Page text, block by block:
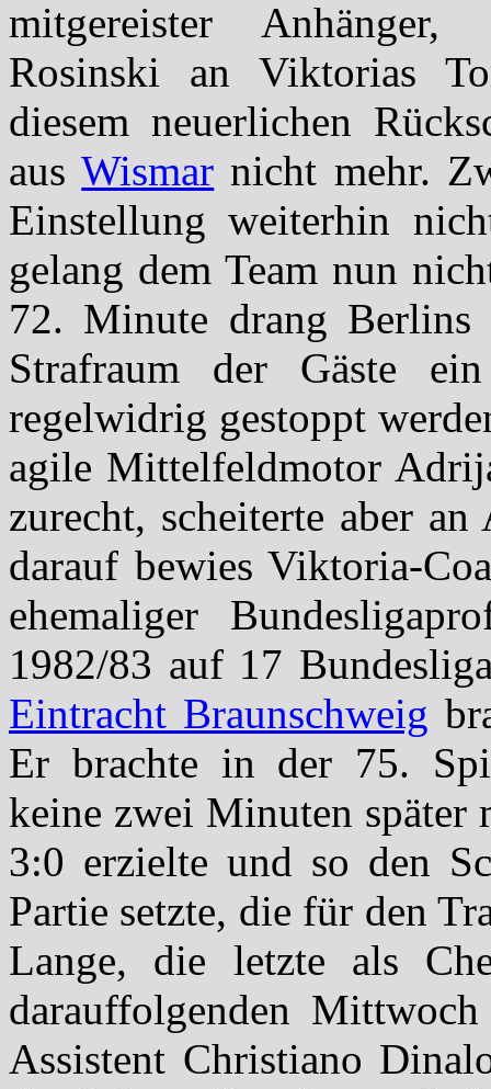
mitgereister
Rosinski an Viktorias
diesem neuerlichen
ausWismar nicht mehr.
Einstellung weiterhin
gelang dem Team nun
72. Minute drang Berlins
Strafraum der Gäste
regelwidrig gestoppt
agile Mittelfeldmotor
zurecht, scheiterte aber
darauf bewies Viktoria-
ehemaliger
1982/83 auf 17
Eintracht Braunschweig
Er brachte in der 75.
keine zwei Minuten später
3:0 erzielte und so den
Partie setzte, die für den
Lange, die letzte als
darauffolgenden
Assistent Christiano